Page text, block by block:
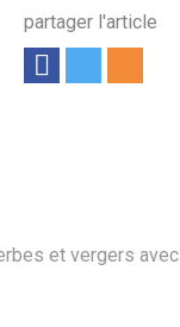
partager l'article
et vergers avec